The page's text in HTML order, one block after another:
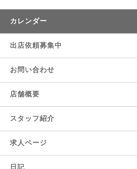
カレンダー
出店依頼募集中
お問い合わせ
店舗概要
スタッフ紹介
求人ページ
日記